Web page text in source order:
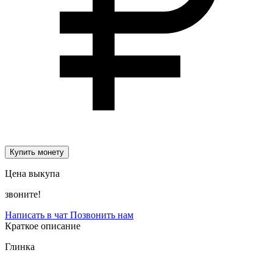
Купить монету
Цена выкупа
звоните!
Написать в чат Позвонить нам
Краткое описание
Глинка